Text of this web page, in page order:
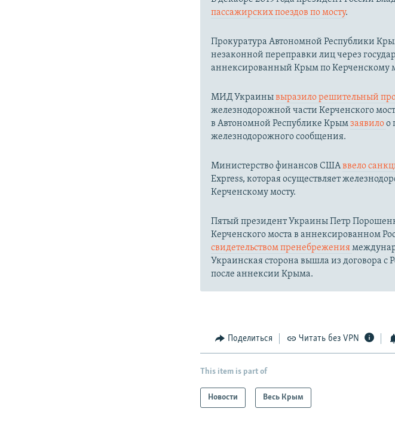
пассажирских поездов по мосту.
Прокуратура Автономной Республики
незаконной переправки лиц через
аннексированный Крым по Керченскому
МИД Украинывыразило решительный
железнодорожной части Керченского
в Автономной Республике Крымзаявилоо
железнодорожного сообщения.
Министерство финансов СШАввело
Express, которая осуществляет
Керченскому мосту.
Пятый президент Украины Петр
Керченского моста в аннексированном
свидетельством пренебрежения
Украинская сторона вышла из договора с
после аннексии Крыма.
Поделиться Читать без VPN
This item is part of
Новости Весь Крым